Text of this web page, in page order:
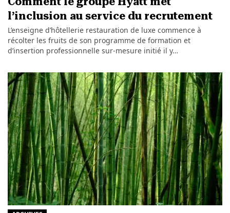
l’inclusion au service du recrutement
L’enseigne d’hôtellerie restauration de luxe commence à
récolter les fruits de son programme de formation et
d’insertion professionnelle sur-mesure initié il y…